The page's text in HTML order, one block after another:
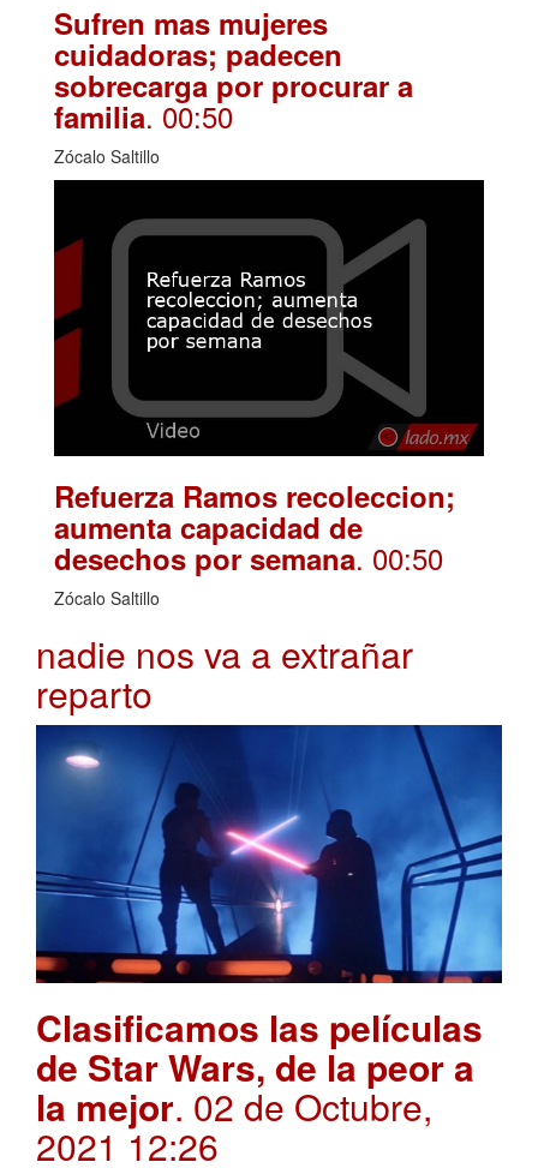
Sufren mas mujeres
cuidadoras; padecen
sobrecarga por procurar a
familia. 00:50
Zócalo Saltillo
Refuerza Ramos recoleccion;
aumenta capacidad de
desechos por semana. 00:50
Zócalo Saltillo
nadie nos va a extrañar
reparto
Clasificamos las películas
de Star Wars, de la peor a
la mejor. 02 de Octubre,
2021 12:26